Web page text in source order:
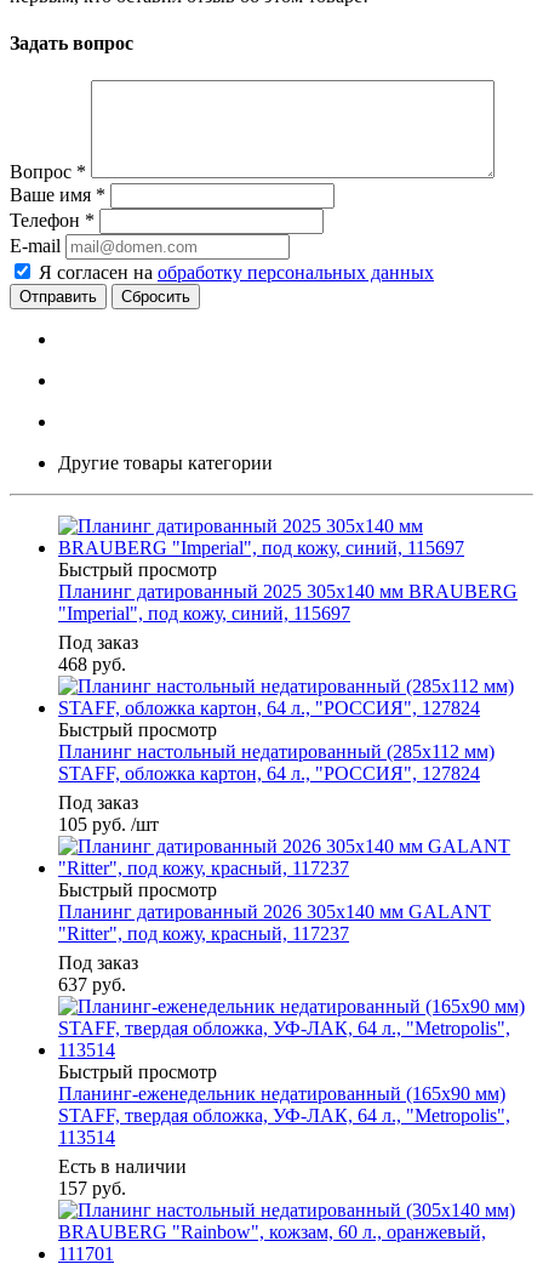
Задать вопрос
Вопрос *
Ваше имя *
Телефон *
E-mail
Я согласен на обработку персональных данных
Сбросить
Другие товары категории
Быстрый просмотр
Планинг датированный 2025 305х140 мм BRAUBERG
"Imperial", под кожу, синий, 115697
Под заказ
468 руб.
Быстрый просмотр
Планинг настольный недатированный (285х112 мм)
STAFF, обложка картон, 64 л., "РОССИЯ", 127824
Под заказ
105 руб. /шт
Быстрый просмотр
Планинг датированный 2026 305х140 мм GALANT
"Ritter", под кожу, красный, 117237
Под заказ
637 руб.
Быстрый просмотр
Планинг-еженедельник недатированный (165х90 мм)
STAFF, твердая обложка, УФ-ЛАК, 64 л., "Metropolis",
113514
Есть в наличии
157 руб.